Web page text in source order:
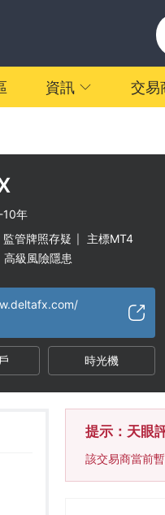
資訊 交易
10年
監管牌照存疑 主標MT4
高級風險隱患
時光機
提示：天眼
該交易商當前